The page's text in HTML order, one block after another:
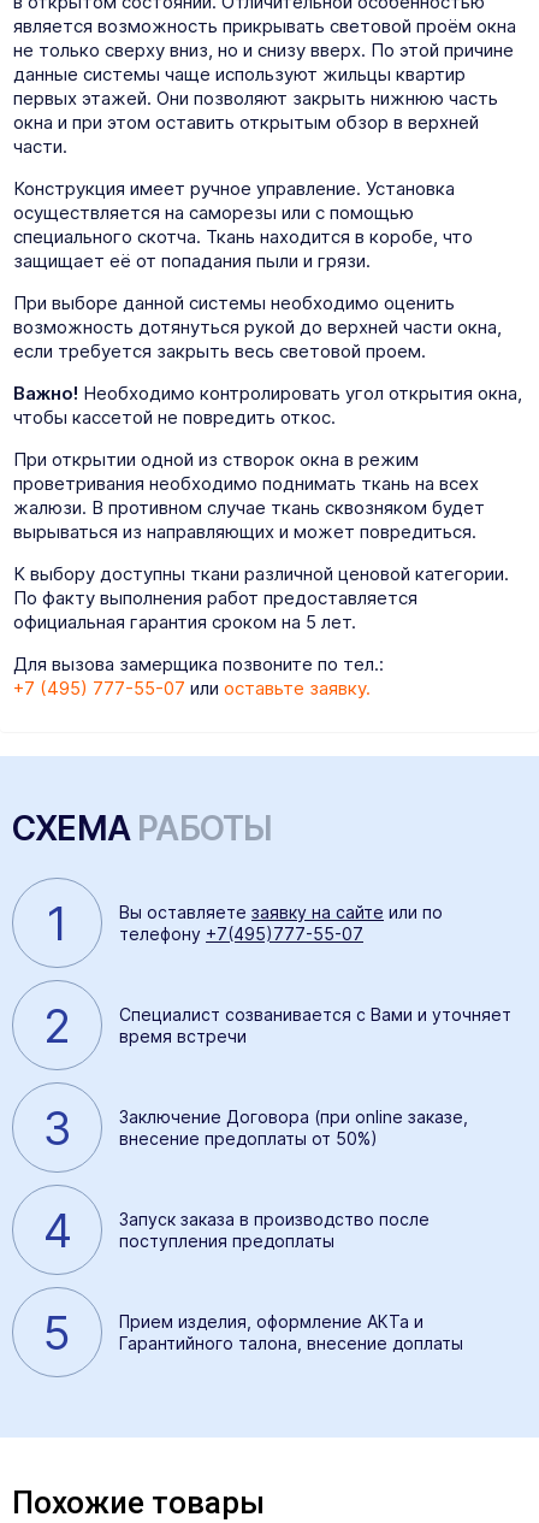
является возможность прикрывать световой проём окна
не только сверху вниз, но и снизу вверх. По этой причине
данные системы чаще используют жильцы квартир
первых этажей. Они позволяют закрыть нижнюю часть
окна и при этом оставить открытым обзор в верхней
части.
Конструкция имеет ручное управление. Установка
осуществляется на саморезы или с помощью
специального скотча. Ткань находится в коробе, что
защищает её от попадания пыли и грязи.
При выборе данной системы необходимо оценить
возможность дотянуться рукой до верхней части окна,
если требуется закрыть весь световой проем.
Важно! Необходимо контролировать угол открытия окна,
чтобы кассетой не повредить откос.
При открытии одной из створок окна в режим
проветривания необходимо поднимать ткань на всех
жалюзи. В противном случае ткань сквозняком будет
вырываться из направляющих и может повредиться.
К выбору доступны ткани различной ценовой категории.
По факту выполнения работ предоставляется
официальная гарантия сроком на 5 лет.
Для вызова замерщика позвоните по тел.:
+7 (495) 777-55-07 или оставьте заявку.
СХЕМАРАБОТЫ
1 Вы оставляете заявку на сайте или по
телефону +7(495)777-55-07
2
Специалист созванивается с Вами и уточняет
время встречи
3
Заключение Договора (при online заказе,
внесение предоплаты от 50%)
4
Запуск заказа в производство после
поступления предоплаты
5
Прием изделия, оформление АКТа и
Гарантийного талона, внесение доплаты
Похожие товары